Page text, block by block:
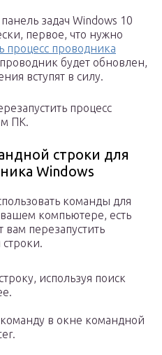
задач Windows 10
первое, что нужно
процесс проводника
будет обновлен,
вступят в силу.
процесс
ПК.
строки для
Windows
команды для
компьютере, есть
перезапустить
используя поиск
в окне командной